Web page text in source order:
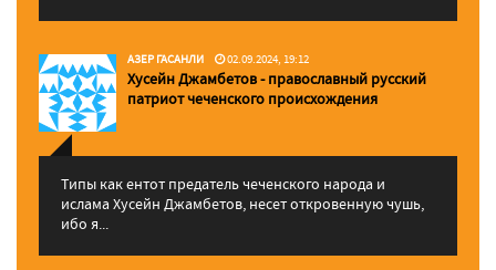
АЗЕР ГАСАНЛИ 02.09.2024, 19:12
Хусейн Джамбетов - православный русский
патриот чеченского происхождения
Типы как ентот предатель чеченского народа и
ислама Хусейн Джамбетов, несет откровенную чушь,
ибо я...